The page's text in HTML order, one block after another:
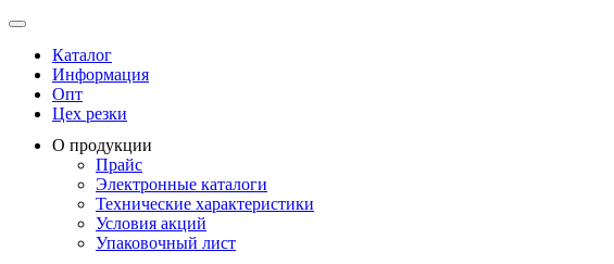
Каталог
Информация
Опт
Цех резки
О продукции
Прайс
Электронные каталоги
Технические характеристики
Условия акций
Упаковочный лист